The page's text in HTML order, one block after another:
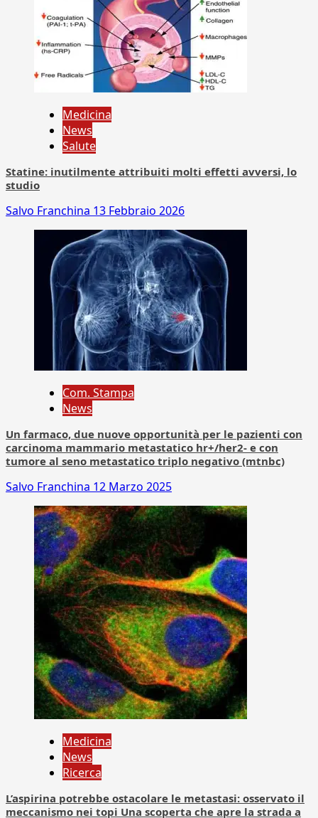
Medicina
News
Salute
Statine: inutilmente attribuiti molti effetti avversi, lo
studio
Salvo Franchina 13 Febbraio 2026
Com. Stampa
News
Un farmaco, due nuove opportunità per le pazienti con
carcinoma mammario metastatico hr+/her2- e con
tumore al seno metastatico triplo negativo (mtnbc)
Salvo Franchina 12 Marzo 2025
Medicina
News
Ricerca
L’aspirina potrebbe ostacolare le metastasi: osservato il
meccanismo nei topi Una scoperta che apre la strada a